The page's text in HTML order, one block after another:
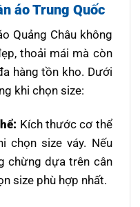
áo Trung Quốc
Quảng Châu không
thoải mái mà còn
hàng tồn kho. Dưới
khi chọn size:
Kích thước cơ thể
chọn size váy. Nếu
chừng dựa trên cân
size phù hợp nhất.